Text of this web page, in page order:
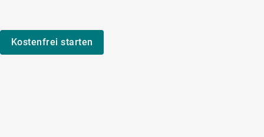
Kostenfrei starten